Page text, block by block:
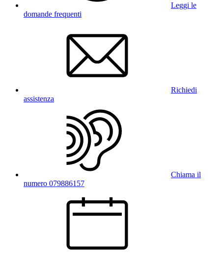
Leggi le
domande frequenti
Richiedi
assistenza
Chiama il
numero 079886157